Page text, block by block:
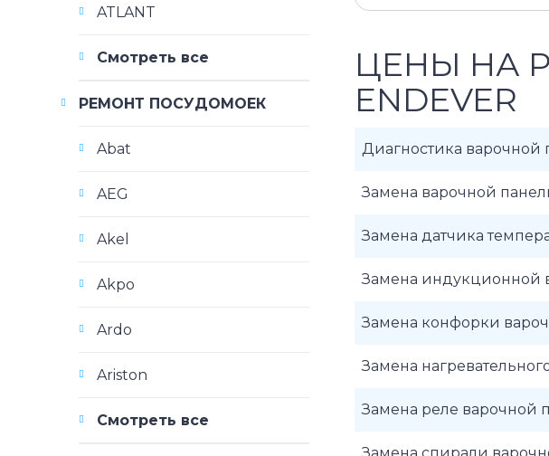
ЦЕНЫ НА
ENDEVER
Диагностика варочной
Замена варочной
Замена датчика
Замена индукционной
Замена конфорки
Замена
Замена реле варочной
ATLANT
Смотреть все
РЕМОНТ ПОСУДОМОЕК
Abat
AEG
Akel
Akpo
Ardo
Ariston
Смотреть все